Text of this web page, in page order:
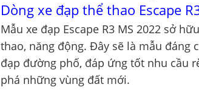
Dòng xe đạp thể thao Escape
Mẫu xe đạp Escape R3 MS 2022 sở
thao, năng động. Đây sẽ là mẫu đáng
đạp đường phố, đáp ứng tốt nhu cầu
phá những vùng đất mới.